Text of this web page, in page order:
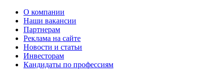
О компании
Наши вакансии
Партнерам
Реклама на сайте
Новости и статьи
Инвесторам
Кандидаты по профессиям